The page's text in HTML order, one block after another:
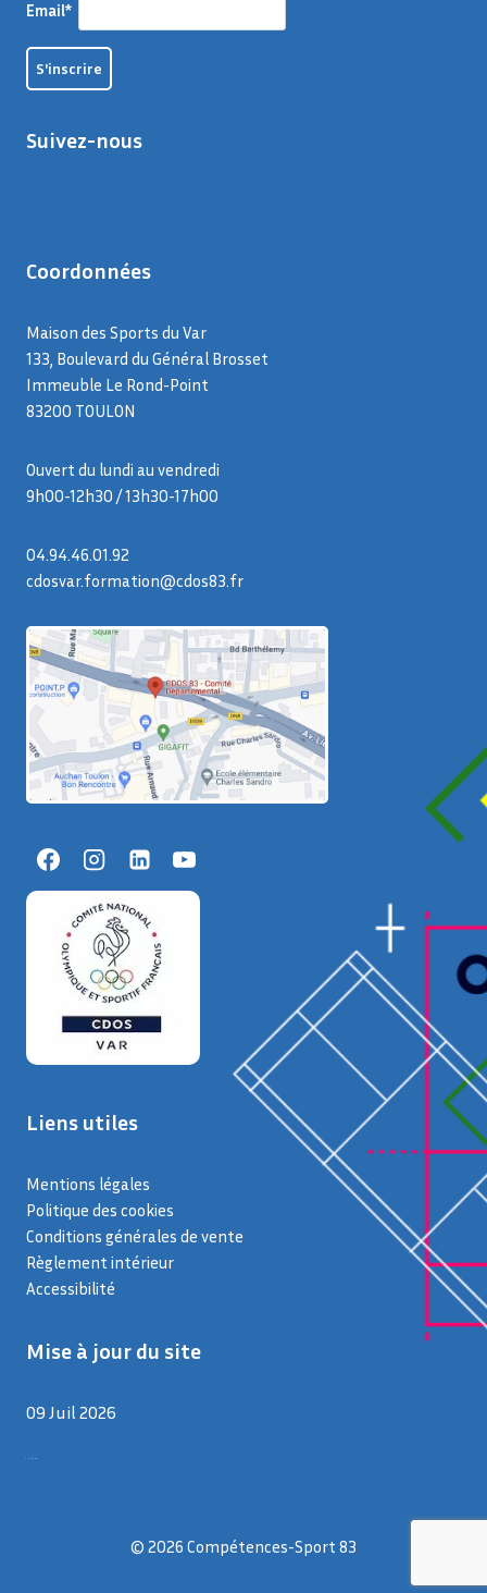
Email*
Suivez-nous
Coordonnées
Maison des Sports du Var
133, Boulevard du Général Brosset
Immeuble Le Rond-Point
83200 TOULON
Ouvert du lundi au vendredi
9h00-12h30 / 13h30-17h00
04.94.46.01.92
cdosvar.formation@cdos83.fr
Liens utiles
Mentions légales
Politique des cookies
Conditions générales de vente
Règlement intérieur
Accessibilité
Mise à jour du site
09 Juil 2026
© 2026 Compétences-Sport 83